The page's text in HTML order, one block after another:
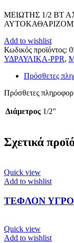
ΜΕΙΩΤΗΣ 1/2 ΒΤ
Add to wishlist
Κωδικός προϊόντος:
ΥΔΡΑΥΛΙΚΑ-PPR,
Πρόσθετες
Πρόσθετες
Διάμετρος 1/2"
Σχετικά
Quick view
Add to wishlist
ΤΕΦΛΟΝ ΥΓΡΟ
Quick view
Add to wishlist